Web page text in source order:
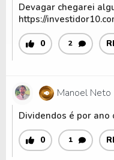
Devagar chegarei
https://
0 2
Manoel Neto
Dividendos é por ano
0 1